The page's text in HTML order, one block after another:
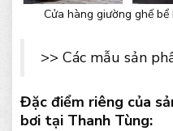
Cửa hàng giường ghế
>> Các mẫu sản
Đặc điểm riêng của
bơi tại Thanh Tùng: